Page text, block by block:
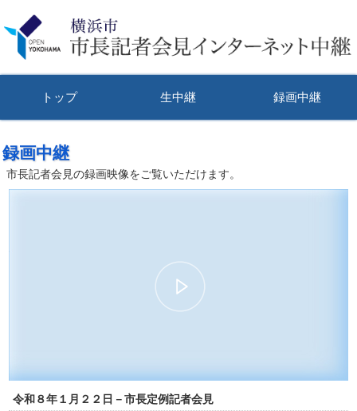
トップ 生中継 録画中継
録画中継
市長記者会見の録画映像をご覧いただけます。
令和８年１月２２日－市長定例記者会見